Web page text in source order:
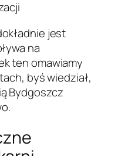
jest
na
ten omawiamy
byś wiedział,
Bydgoszcz